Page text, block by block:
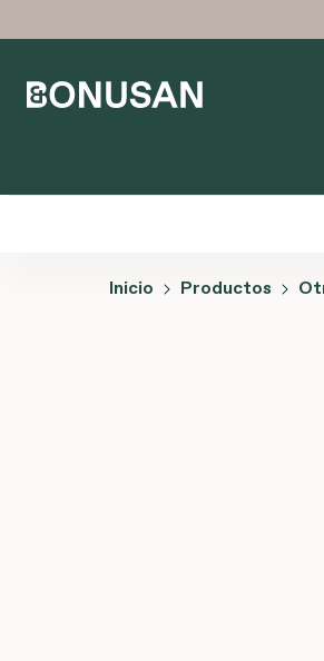
Inicio Productos